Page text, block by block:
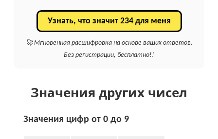
Узнать, что значит 234 для меня
🚀 Мгновенная расшифровка на основе ваших ответов.
Без регистрации, бесплатно!!
Значения других чисел
Значения цифр от 0 до 9